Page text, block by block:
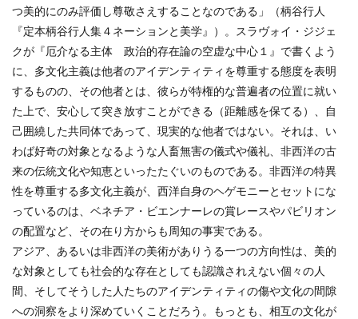
つ美的にのみ評価し尊敬さえすることなのである」（柄谷行人
『定本柄谷行人集４ネーションと美学』）。スラヴォイ・ジジェ
クが『厄介なる主体 政治的存在論の空虚な中心１』で書くよう
に、多文化主義は他者のアイデンティティを尊重する態度を表明
するものの、その他者とは、彼らが特権的な普遍者の位置に就い
た上で、安心して突き放すことができる（距離感を保てる）、自
己囲繞した共同体であって、現実的な他者ではない。それは、い
わば好奇の対象となるような人畜無害の儀式や儀礼、非西洋の古
来の伝統文化や知恵といったたぐいのものである。非西洋の特異
性を尊重する多文化主義が、西洋自身のヘゲモニーとセットにな
っているのは、ベネチア・ビエンナーレの賞レースやパビリオン
の配置など、その在り方からも周知の事実である。
アジア、あるいは非西洋の美術がありうる一つの方向性は、美的
な対象としても社会的な存在としても認識されえない個々の人
間、そしてそうした人たちのアイデンティティの傷や文化の間隙
への洞察をより深めていくことだろう。もっとも、相互の文化が